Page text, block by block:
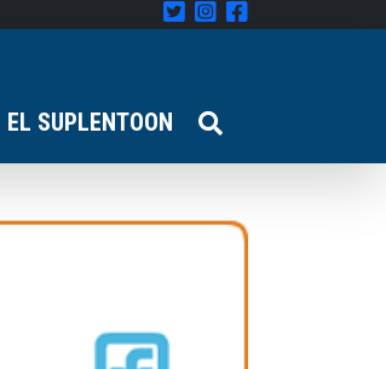
EL SUPLENTOON